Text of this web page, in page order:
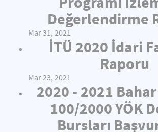
Değerlendirme
Mar 31, 2021
İTÜ 2020 İdari
Raporu
Mar 23, 2021
2020 - 2021
100/2000 YÖK
Bursları